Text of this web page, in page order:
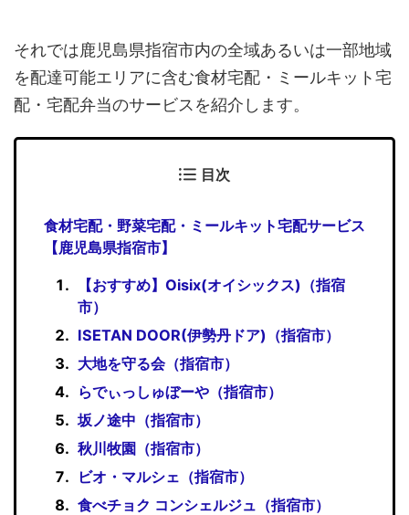
それでは鹿児島県指宿市内の全域あるいは一部地域
を配達可能エリアに含む食材宅配・ミールキット宅
配・宅配弁当のサービスを紹介します。
目次
食材宅配・野菜宅配・ミールキット宅配サービス
【鹿児島県指宿市】
【おすすめ】Oisix(オイシックス)（指宿
市）
ISETAN DOOR(伊勢丹ドア)（指宿市）
大地を守る会（指宿市）
らでぃっしゅぼーや（指宿市）
坂ノ途中（指宿市）
秋川牧園（指宿市）
ビオ・マルシェ（指宿市）
食べチョク コンシェルジュ（指宿市）